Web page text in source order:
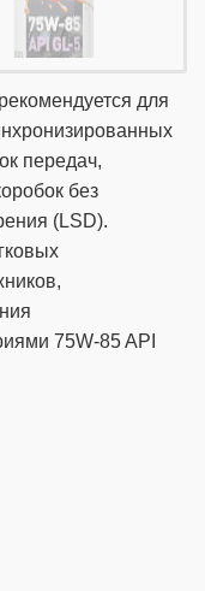
для
передач,
без
(LSD).
75W-85 API